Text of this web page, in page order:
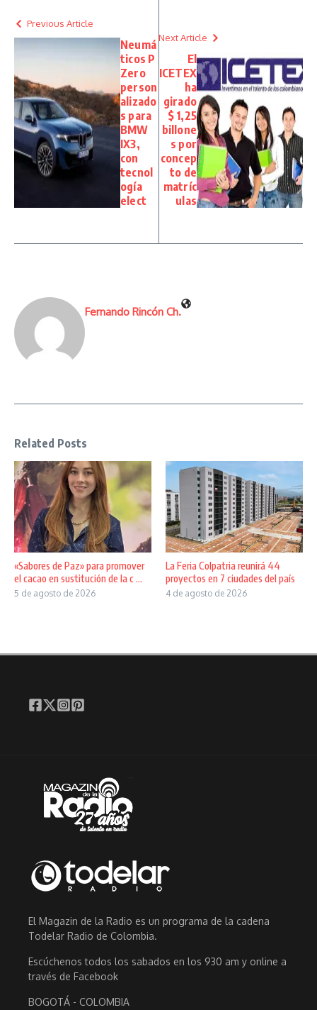
Previous Article
Neumá
ticos P
Zero
person
alizado
s para
BMW
IX3,
con
tecnol
ogía
elect
Next Article
El
ICETEX
ha
girado
$ 1,25
billone
s por
concep
to de
matríc
ulas
Fernando Rincón Ch.
Related Posts
«Sabores de Paz» para promover
el cacao en sustitución de la c ...
5 de agosto de 2026
La Feria Colpatria reunirá 44
proyectos en 7 ciudades del país
4 de agosto de 2026
El Magazin de la Radio es un programa de la cadena
Todelar Radio de Colombia.
Escúchenos todos los sabados en los 930 am y online a
través de Facebook
BOGOTÁ - COLOMBIA